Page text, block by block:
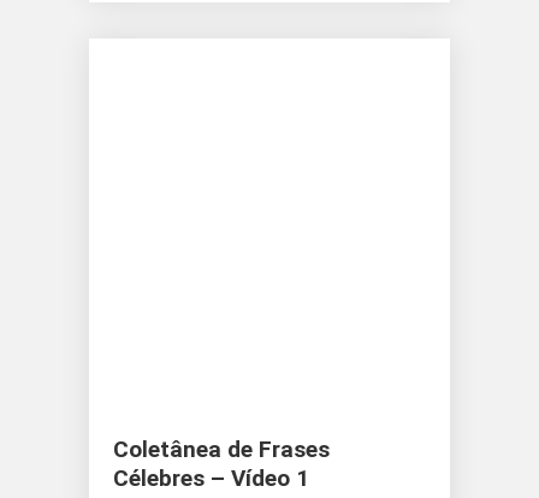
Coletânea de Frases
Célebres – Vídeo 1